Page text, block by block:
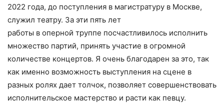
2022 года, до поступления в магистратуру в Москве,
служил театру. За эти пять лет
работы в оперной труппе посчастливилось исполнить
множество партий, принять участие в огромной
количестве концертов. Я очень благодарен за это, так
как именно возможность выступления на сцене в
разных ролях дает толчок, позволяет совершенствовать
исполнительское мастерство и расти как певцу.